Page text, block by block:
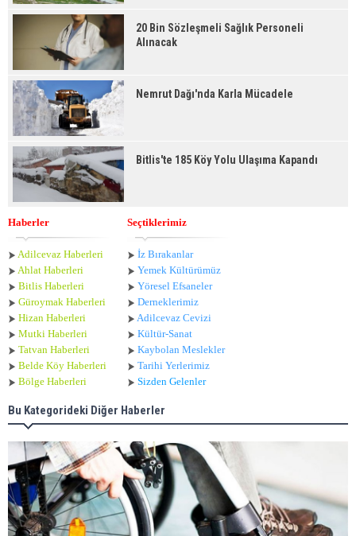
20 Bin Sözleşmeli Sağlık Personeli
Alınacak
Nemrut Dağı'nda Karla Mücadele
Bitlis'te 185 Köy Yolu Ulaşıma Kapandı
Haberler
Adilcevaz Haberleri
Ahlat Haberleri
Bitlis Haberleri
Güroymak Haberleri
Hizan Haberleri
Mutki Haberleri
Tatvan Haberleri
Belde Köy Haberleri
Bölge Haberleri
Seçtiklerimiz
İz Bırakanlar
Yemek Kültürümüz
Yöresel Efsaneler
Derneklerimiz
Adilcevaz Cevizi
Kültür-Sanat
Kaybolan Meslekler
Tarihi Yerlerimiz
Sizden Gelenler
Bu Kategorideki Diğer Haberler